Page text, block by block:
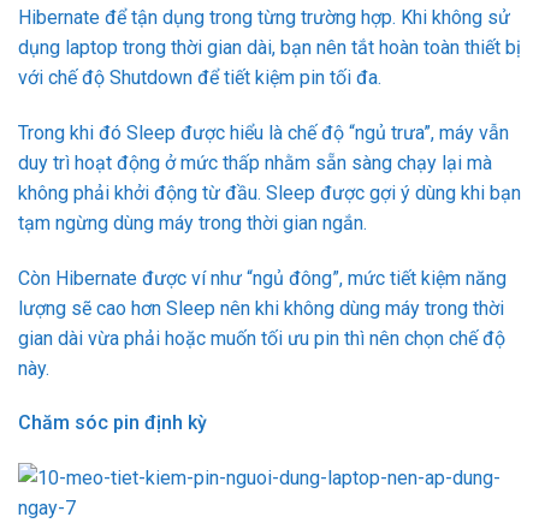
Hibernate để tận dụng trong từng trường hợp. Khi không sử
dụng laptop trong thời gian dài, bạn nên tắt hoàn toàn thiết bị
với chế độ Shutdown để tiết kiệm pin tối đa.
Trong khi đó Sleep được hiểu là chế độ “ngủ trưa”, máy vẫn
duy trì hoạt động ở mức thấp nhằm sẵn sàng chạy lại mà
không phải khởi động từ đầu. Sleep được gợi ý dùng khi bạn
tạm ngừng dùng máy trong thời gian ngắn.
Còn Hibernate được ví như “ngủ đông”, mức tiết kiệm năng
lượng sẽ cao hơn Sleep nên khi không dùng máy trong thời
gian dài vừa phải hoặc muốn tối ưu pin thì nên chọn chế độ
này.
Chăm sóc pin định kỳ